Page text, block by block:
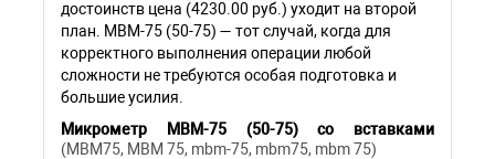
достоинств цена (4230.00 руб.) уходит на второй
план. МВМ-75 (50-75) — тот случай, когда для
корректного выполнения операции любой
сложности не требуются особая подготовка и
большие усилия.
Микрометр МВМ-75 (50-75) со вставками
(МВМ75, МВМ 75, mbm-75, mbm75, mbm 75)